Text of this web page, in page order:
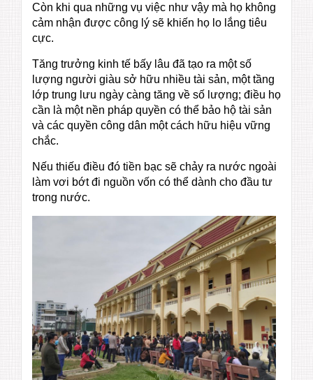
Còn khi qua những vụ việc như vậy mà họ không
cảm nhận được công lý sẽ khiến họ lo lắng tiêu
cực.
Tăng trưởng kinh tế bấy lâu đã tạo ra một số
lượng người giàu sở hữu nhiều tài sản, một tầng
lớp trung lưu ngày càng tăng về số lượng; điều họ
cần là một nền pháp quyền có thể bảo hộ tài sản
và các quyền công dân một cách hữu hiệu vững
chắc.
Nếu thiếu điều đó tiền bạc sẽ chảy ra nước ngoài
làm vơi bớt đi nguồn vốn có thể dành cho đầu tư
trong nước.